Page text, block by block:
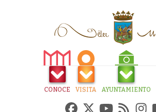
CONOCE VISITA AYUNTAMIENTO